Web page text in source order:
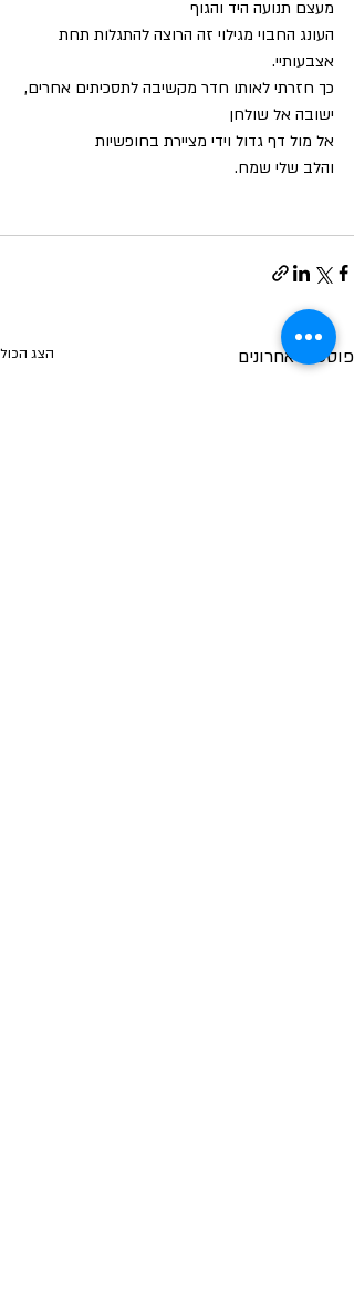
מעצם תנועה היד והגוף
העונג החבוי מגילוי זה הרוצה להתגלות תחת
אצבעותיי.
כך חזרתי לאותו חדר מקשיבה לתסכיתים אחרים,
ישובה אל שולחן
אל מול דף גדול וידי מציירת בחופשיות
והלב שלי שמח.
פוסטים אחרונים הצג הכול